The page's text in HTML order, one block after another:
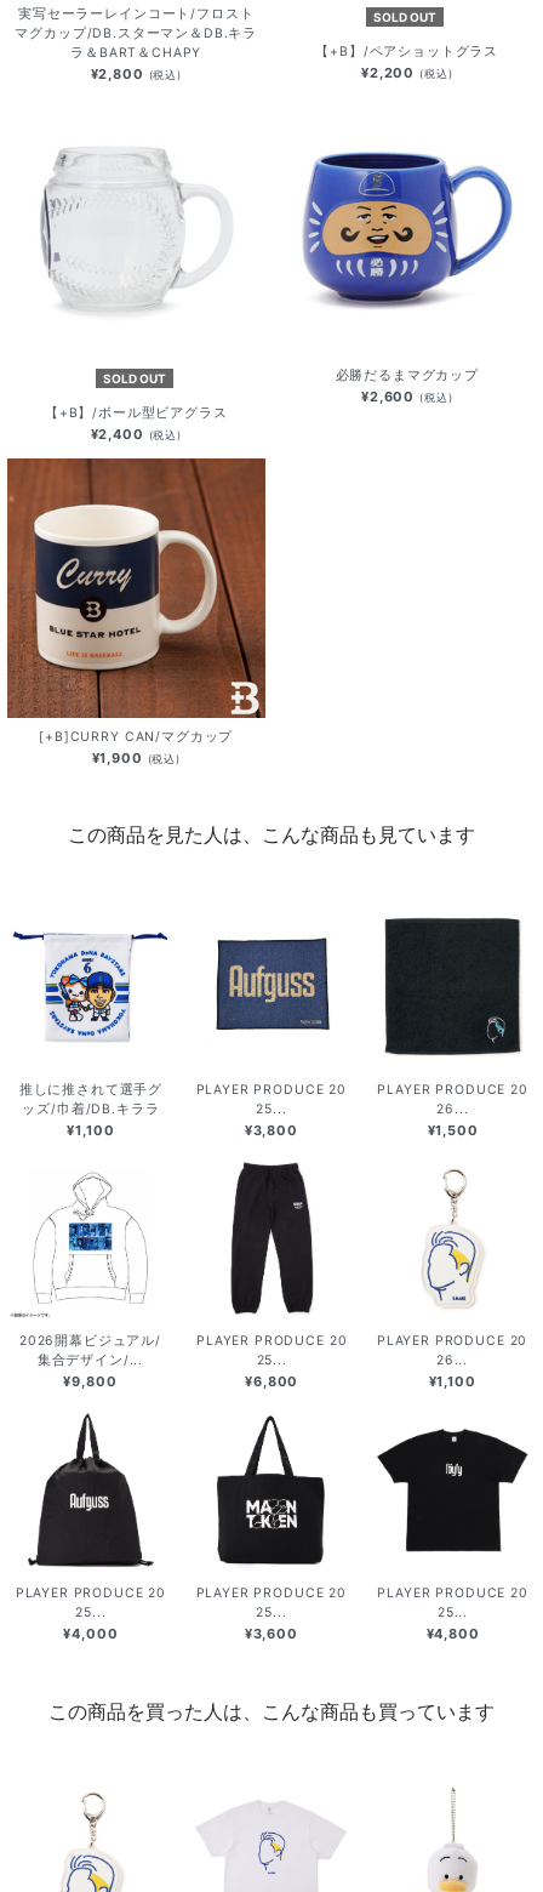
実写セーラーレインコート/フロスト
マグカップ/DB.スターマン＆DB.キラ
ラ＆BART＆CHAPY
¥2,800 (税込)
SOLD OUT
【+B】/ペアショットグラス
¥2,200 (税込)
SOLD OUT
【+B】/ボール型ビアグラス
¥2,400 (税込)
必勝だるまマグカップ
¥2,600 (税込)
[+B]CURRY CAN/マグカップ
¥1,900 (税込)
この商品を見た人は、こんな商品も見ています
推しに推されて選手グ
ッズ/巾着/DB.キララ
¥1,100
PLAYER PRODUCE 20
25...
¥3,800
PLAYER PRODUCE 20
26...
¥1,500
2026開幕ビジュアル/
集合デザイン/...
¥9,800
PLAYER PRODUCE 20
25...
¥6,800
PLAYER PRODUCE 20
26...
¥1,100
PLAYER PRODUCE 20
25...
¥4,000
PLAYER PRODUCE 20
25...
¥3,600
PLAYER PRODUCE 20
25...
¥4,800
この商品を買った人は、こんな商品も買っています